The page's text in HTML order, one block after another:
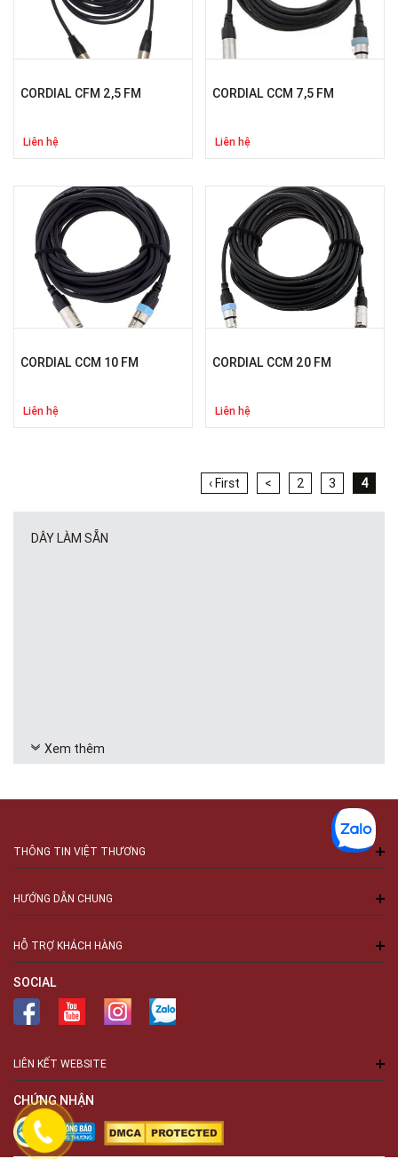
CORDIAL CFM 2,5 FM
Liên hệ
CORDIAL CCM 7,5 FM
Liên hệ
CORDIAL CCM 10 FM
Liên hệ
CORDIAL CCM 20 FM
Liên hệ
‹ First < 2 3 4
DÂY LÀM SẴN
Xem thêm
THÔNG TIN VIỆT THƯƠNG
HƯỚNG DẪN CHUNG
HỖ TRỢ KHÁCH HÀNG
SOCIAL
LIÊN KẾT WEBSITE
CHỨNG NHẬN